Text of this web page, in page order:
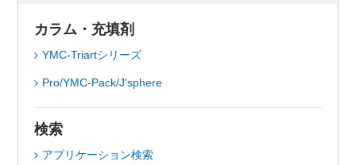
カラム・充填剤
YMC-Triartシリーズ
Pro/YMC-Pack/J'sphere
検索
アプリケーション検索